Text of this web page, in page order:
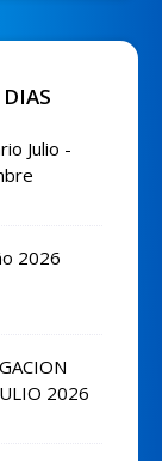
Julio -
2026
2026